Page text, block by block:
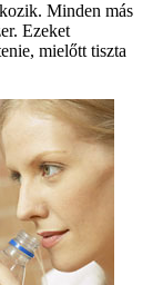
Minden más
Ezeket
mielőtt tiszta